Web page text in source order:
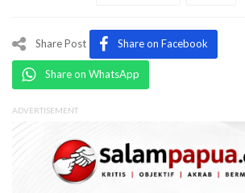
Share Post Share on Facebook
Share on WhatsApp
ADVERTISEMENT